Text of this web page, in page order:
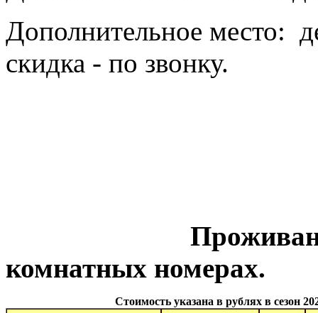
Дополнительное место:
скидка - по звонку.
Проживание в
комнатных номерах.
Стоимость указана в рублях в сезон